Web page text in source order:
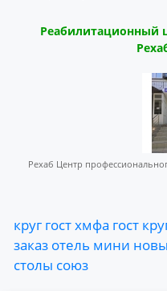
Реабилитационный
Рехаб Центр
круг гостхмфа гост
заказ отель мини
столы союз